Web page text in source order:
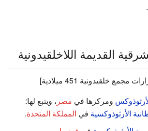
القديمة اللاخلقيدونية
خلقيدونية 451 ميلادية]
ومركزها في مصر ، ويتبع لها:
الأرثوذوكسية في المملكة المتحدة.